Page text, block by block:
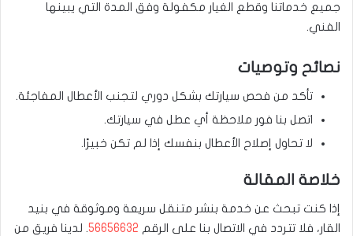
جميع خدماتنا وقطع الغيار مكفولة وفق المدة التي يبينها
الفني.
نصائح وتوصيات
تأكد من فحص سيارتك بشكل دوري لتجنب الأعطال المفاجئة.
اتصل بنا فور ملاحظة أي عطل في سيارتك.
لا تحاول إصلاح الأعطال بنفسك إذا لم تكن خبيرًا.
خلاصة المقالة
إذا كنت تبحث عن خدمة بنشر متنقل سريعة وموثوقة في بنيد
القار، فلا تتردد في الاتصال بنا على الرقم 56656632. لدينا فريق من